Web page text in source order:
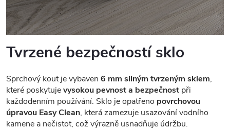
Tvrzené bezpečností sklo
Sprchový kout je vybaven 6 mm silným tvrzeným sklem,
které poskytujevysokou pevnost a bezpečnost při
každodenním používání. Sklo je opatřeno povrchovou
úpravou Easy Clean, která zamezuje usazování vodního
kamene a nečistot, což výrazně usnadňuje údržbu.